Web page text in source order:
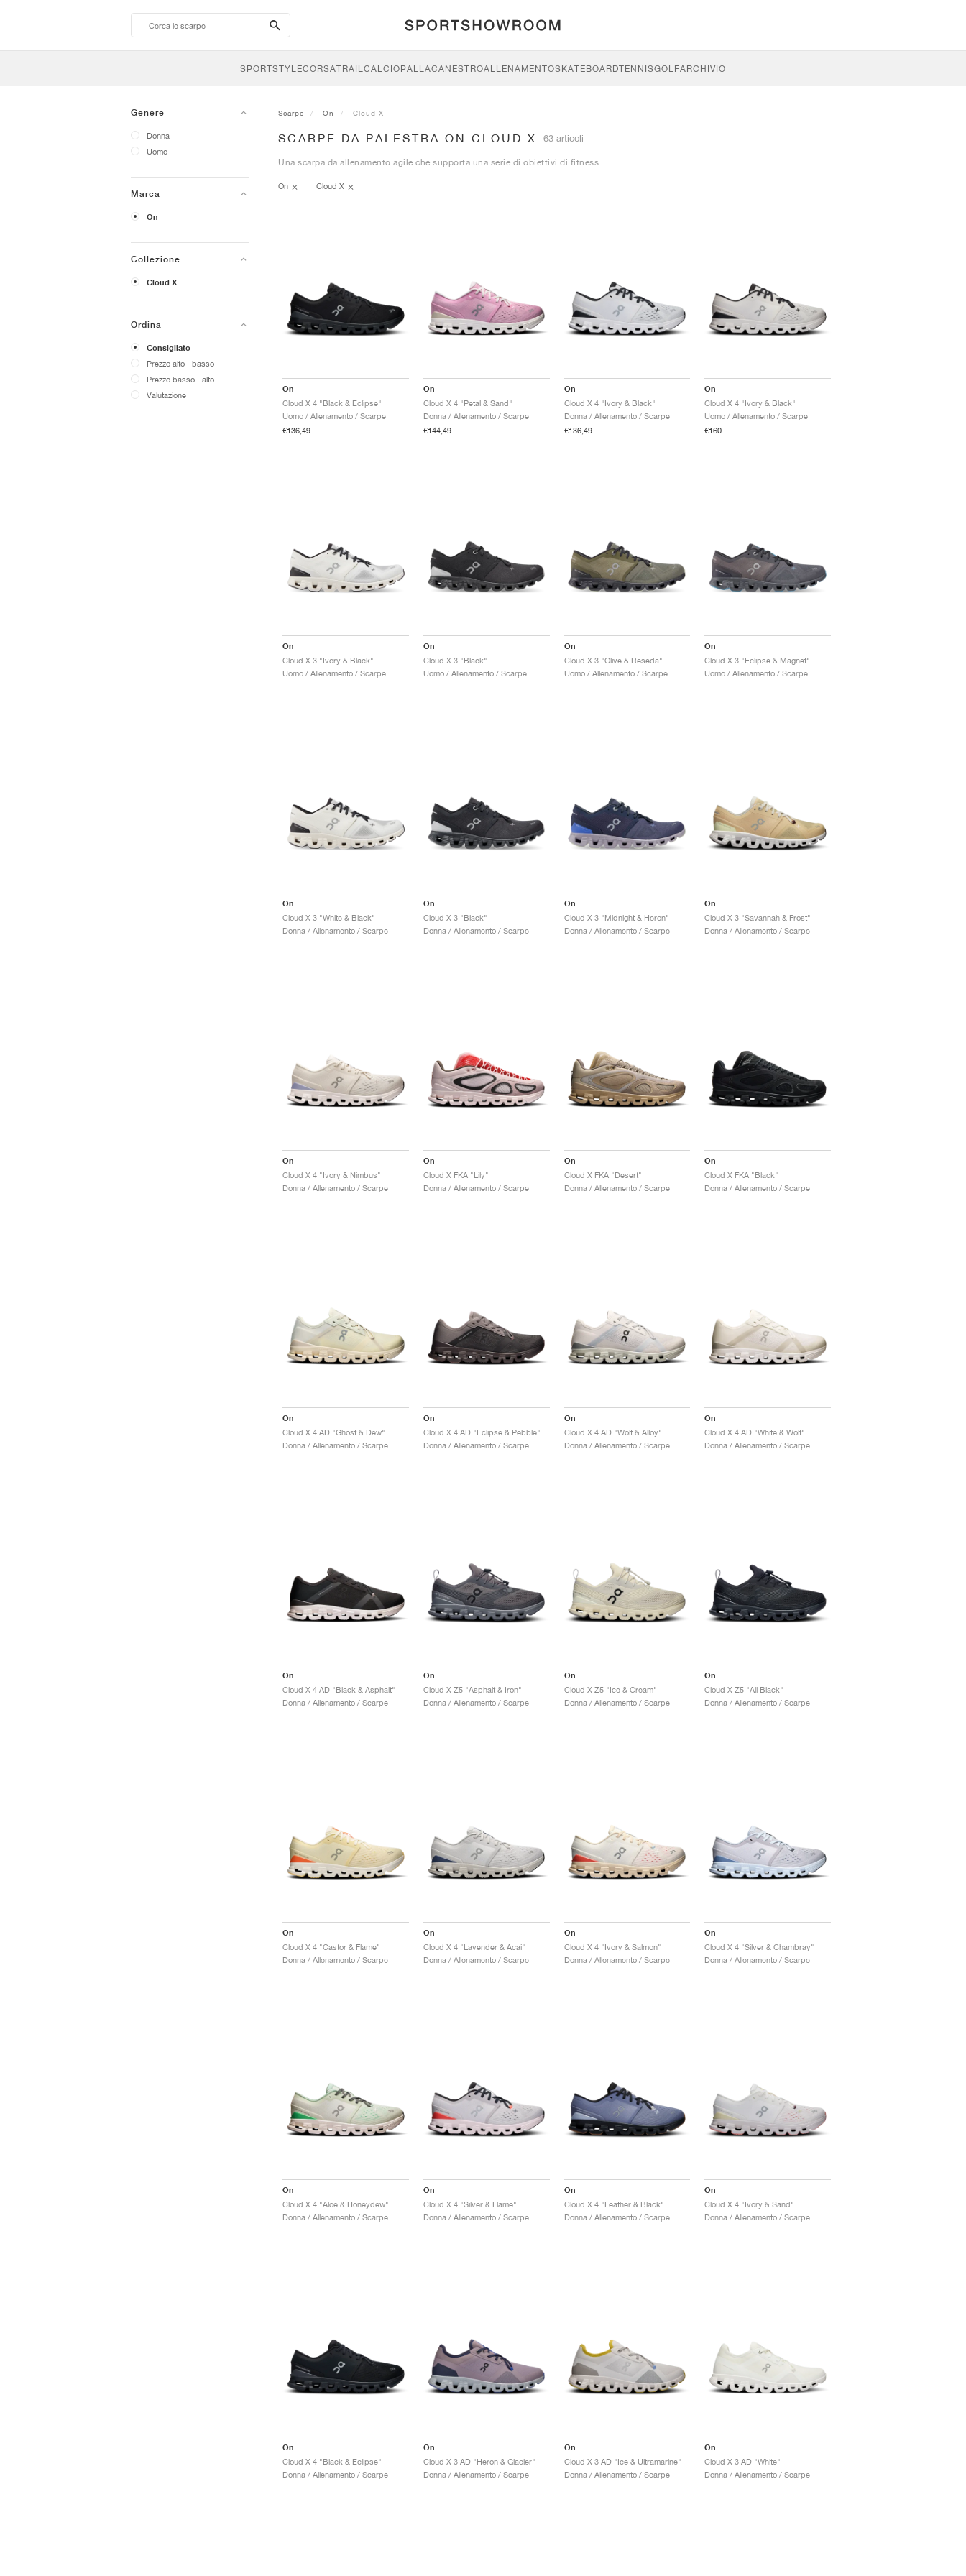
search-
btn
SPORTSTYLECORSATRAILCALCIOPALLACANESTROALLENAMENTOSKATEBOARDTENNISGOLFARCHIVIO
Genere
Donna
Uomo
Marca
On
Collezione
Cloud X
Ordina
Consigliato
Prezzo alto - basso
Prezzo basso - alto
Valutazione
Scarpe On Cloud X
SCARPE DA PALESTRA ON CLOUD X 63 articoli
Una scarpa da allenamento agile che supporta una serie di obiettivi di fitness.
On Cloud X
On
Cloud X 4 "Black & Eclipse"
Uomo / Allenamento / Scarpe
€136,49
On
Cloud X 4 "Petal & Sand"
Donna / Allenamento / Scarpe
€144,49
On
Cloud X 4 "Ivory & Black"
Donna / Allenamento / Scarpe
€136,49
On
Cloud X 4 "Ivory & Black"
Uomo / Allenamento / Scarpe
€160
On
Cloud X 3 "Ivory & Black"
Uomo / Allenamento / Scarpe
On
Cloud X 3 "Black"
Uomo / Allenamento / Scarpe
On
Cloud X 3 "Olive & Reseda"
Uomo / Allenamento / Scarpe
On
Cloud X 3 "Eclipse & Magnet"
Uomo / Allenamento / Scarpe
On
Cloud X 3 "White & Black"
Donna / Allenamento / Scarpe
On
Cloud X 3 "Black"
Donna / Allenamento / Scarpe
On
Cloud X 3 "Midnight & Heron"
Donna / Allenamento / Scarpe
On
Cloud X 3 "Savannah & Frost"
Donna / Allenamento / Scarpe
On
Cloud X 4 "Ivory & Nimbus"
Donna / Allenamento / Scarpe
On
Cloud X FKA "Lily"
Donna / Allenamento / Scarpe
On
Cloud X FKA "Desert"
Donna / Allenamento / Scarpe
On
Cloud X FKA "Black"
Donna / Allenamento / Scarpe
On
Cloud X 4 AD "Ghost & Dew"
Donna / Allenamento / Scarpe
On
Cloud X 4 AD "Eclipse & Pebble"
Donna / Allenamento / Scarpe
On
Cloud X 4 AD "Wolf & Alloy"
Donna / Allenamento / Scarpe
On
Cloud X 4 AD "White & Wolf"
Donna / Allenamento / Scarpe
On
Cloud X 4 AD "Black & Asphalt"
Donna / Allenamento / Scarpe
On
Cloud X Z5 "Asphalt & Iron"
Donna / Allenamento / Scarpe
On
Cloud X Z5 "Ice & Cream"
Donna / Allenamento / Scarpe
On
Cloud X Z5 "All Black"
Donna / Allenamento / Scarpe
On
Cloud X 4 "Castor & Flame"
Donna / Allenamento / Scarpe
On
Cloud X 4 "Lavender & Acai"
Donna / Allenamento / Scarpe
On
Cloud X 4 "Ivory & Salmon"
Donna / Allenamento / Scarpe
On
Cloud X 4 "Silver & Chambray"
Donna / Allenamento / Scarpe
On
Cloud X 4 "Aloe & Honeydew"
Donna / Allenamento / Scarpe
On
Cloud X 4 "Silver & Flame"
Donna / Allenamento / Scarpe
On
Cloud X 4 "Feather & Black"
Donna / Allenamento / Scarpe
On
Cloud X 4 "Ivory & Sand"
Donna / Allenamento / Scarpe
On
Cloud X 4 "Black & Eclipse"
Donna / Allenamento / Scarpe
On
Cloud X 3 AD "Heron & Glacier"
Donna / Allenamento / Scarpe
On
Cloud X 3 AD "Ice & Ultramarine"
Donna / Allenamento / Scarpe
On
Cloud X 3 AD "White"
Donna / Allenamento / Scarpe